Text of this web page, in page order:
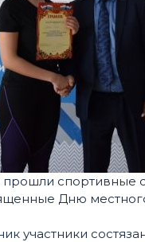
спортивные
Дню
участники